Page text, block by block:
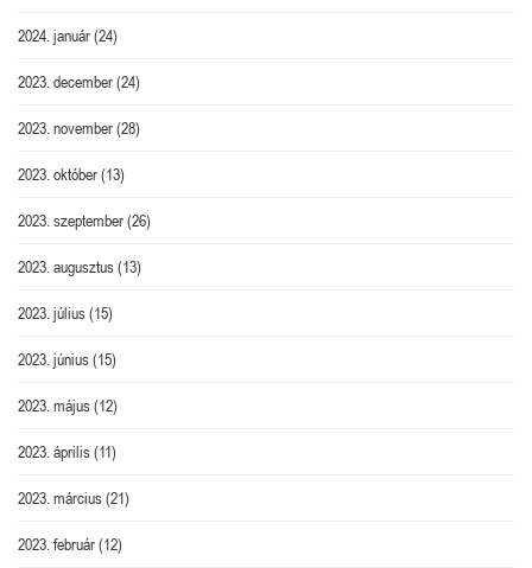
2024. január(24)
2023. december(24)
2023. november(28)
2023. október(13)
2023. szeptember(26)
2023. augusztus(13)
2023. július(15)
2023. június(15)
2023. május(12)
2023. április(11)
2023. március(21)
2023. február(12)